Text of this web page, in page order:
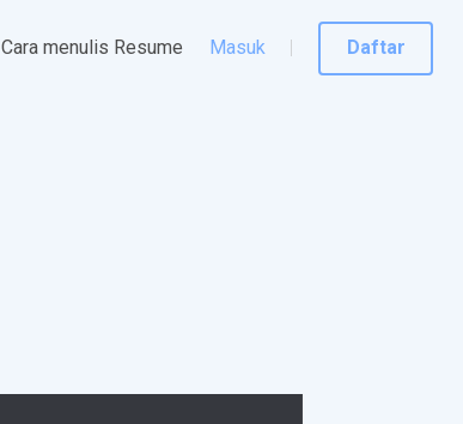
Cara menulis Resume Masuk Daftar